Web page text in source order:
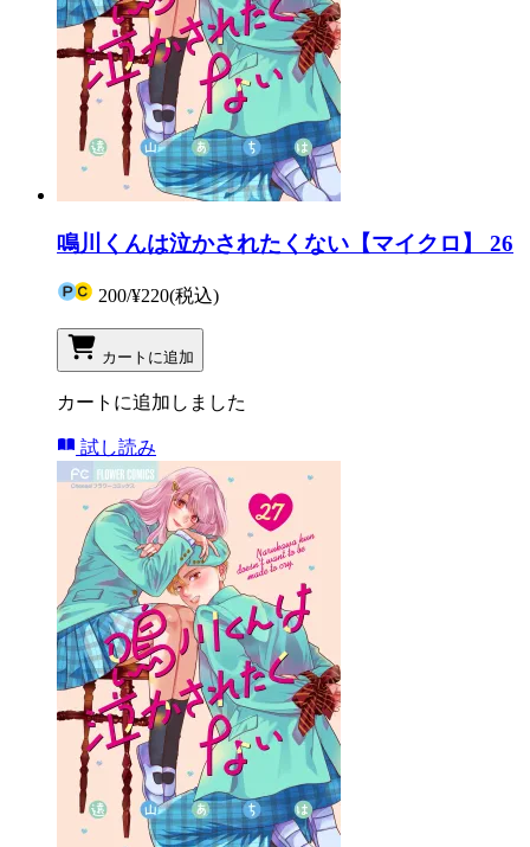
鳴川くんは泣かされたくない【マイクロ】 26
200/¥220(税込)
カートに追加
カートに追加しました
試し読み